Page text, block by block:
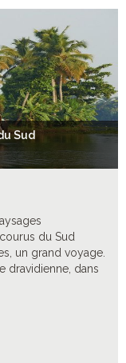
Sud
du Sud
un grand voyage.
dravidienne, dans